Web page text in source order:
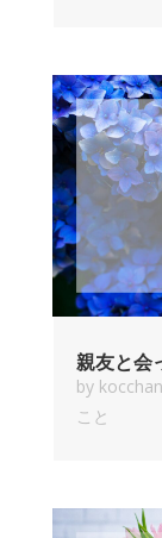
親友と会
by
こと